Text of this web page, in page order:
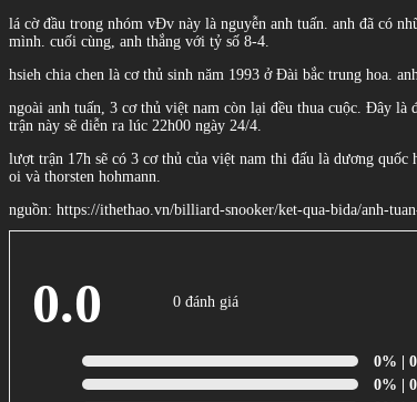
lá cờ đầu trong nhóm vĐv này là nguyễn anh tuấn. anh đã có
mình. cuối cùng, anh thắng với tỷ số 8-4.
hsieh chia chen là cơ thủ sinh năm 1993 ở Đài bắc trung hoa.
ngoài anh tuấn, 3 cơ thủ việt nam còn lại đều thua cuộc. Đây
trận này sẽ diễn ra lúc 22h00 ngày 24/4.
lượt trận 17h sẽ có 3 cơ thủ của việt nam thi đấu là dương quốc
oi và thorsten hohmann.
nguồn: https://ithethao.vn/billiard-snooker/ket-qua-bida/anh-
0.0 0 đánh giá
0% | 0
0% | 0